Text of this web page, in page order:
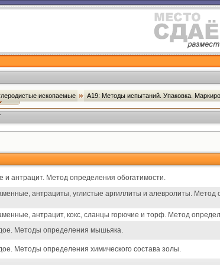
ископаемые А19: Методы испытаний. Упаковка.
и антрацит. Метод определения обогатимости.
антрациты, углистые аргиллиты и алевролиты. Метод
антрацит, кокс, сланцы горючие и торф. Метод
Методы определения мышьяка.
Методы определения химического состава золы.